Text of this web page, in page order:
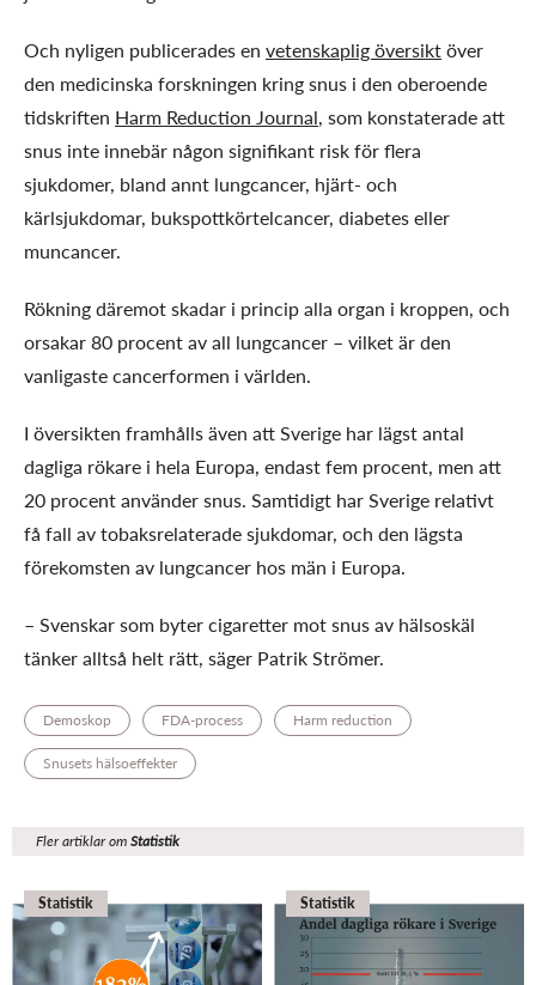
Och nyligen publicerades en vetenskaplig översiktöver
den medicinska forskningen kring snus i den oberoende
tidskriften Harm Reduction Journal, som konstaterade att
snus inte innebär någon signifikant risk för flera
sjukdomer, bland annt lungcancer, hjärt- och
kärlsjukdomar, bukspottkörtelcancer, diabetes eller
muncancer.
Rökning däremot skadar i princip alla organ i kroppen, och
orsakar 80 procent av all lungcancer – vilket är den
vanligaste cancerformen i världen.
I översikten framhålls även att Sverige har lägst antal
dagliga rökare i hela Europa, endast fem procent, men att
20 procent använder snus. Samtidigt har Sverige relativt
få fall av tobaksrelaterade sjukdomar, och den lägsta
förekomsten av lungcancer hos män i Europa.
– Svenskar som byter cigaretter mot snus av hälsoskäl
tänker alltså helt rätt, säger Patrik Strömer.
Demoskop FDA-process Harm reduction
Snusets hälsoeffekter
Fler artiklar omStatistik
Statistik Statistik